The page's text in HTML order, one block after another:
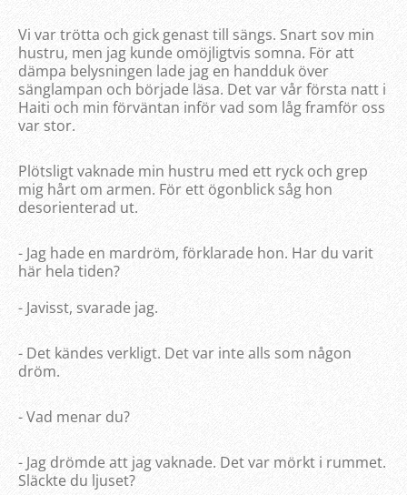
Vi var trötta och gick genast till sängs. Snart sov min
hustru, men jag kunde omöjligtvis somna. För att
dämpa belysningen lade jag en handduk över
sänglampan och började läsa. Det var vår första natt i
Haiti och min förväntan inför vad som låg framför oss
var stor.
Plötsligt vaknade min hustru med ett ryck och grep
mig hårt om armen. För ett ögonblick såg hon
desorienterad ut.
- Jag hade en mardröm, förklarade hon. Har du varit
här hela tiden?
- Javisst, svarade jag.
- Det kändes verkligt. Det var inte alls som någon
dröm.
- Vad menar du?
- Jag drömde att jag vaknade. Det var mörkt i rummet.
Släckte du ljuset?